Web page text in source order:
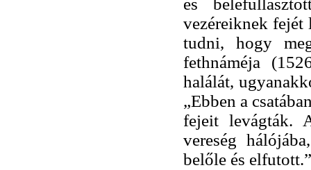
és
vezéreiknek
tudni, hogy
fethnáméja
halálát,
„Ebben a
fejeit levágták.
vereség
belőle és elfutott.”